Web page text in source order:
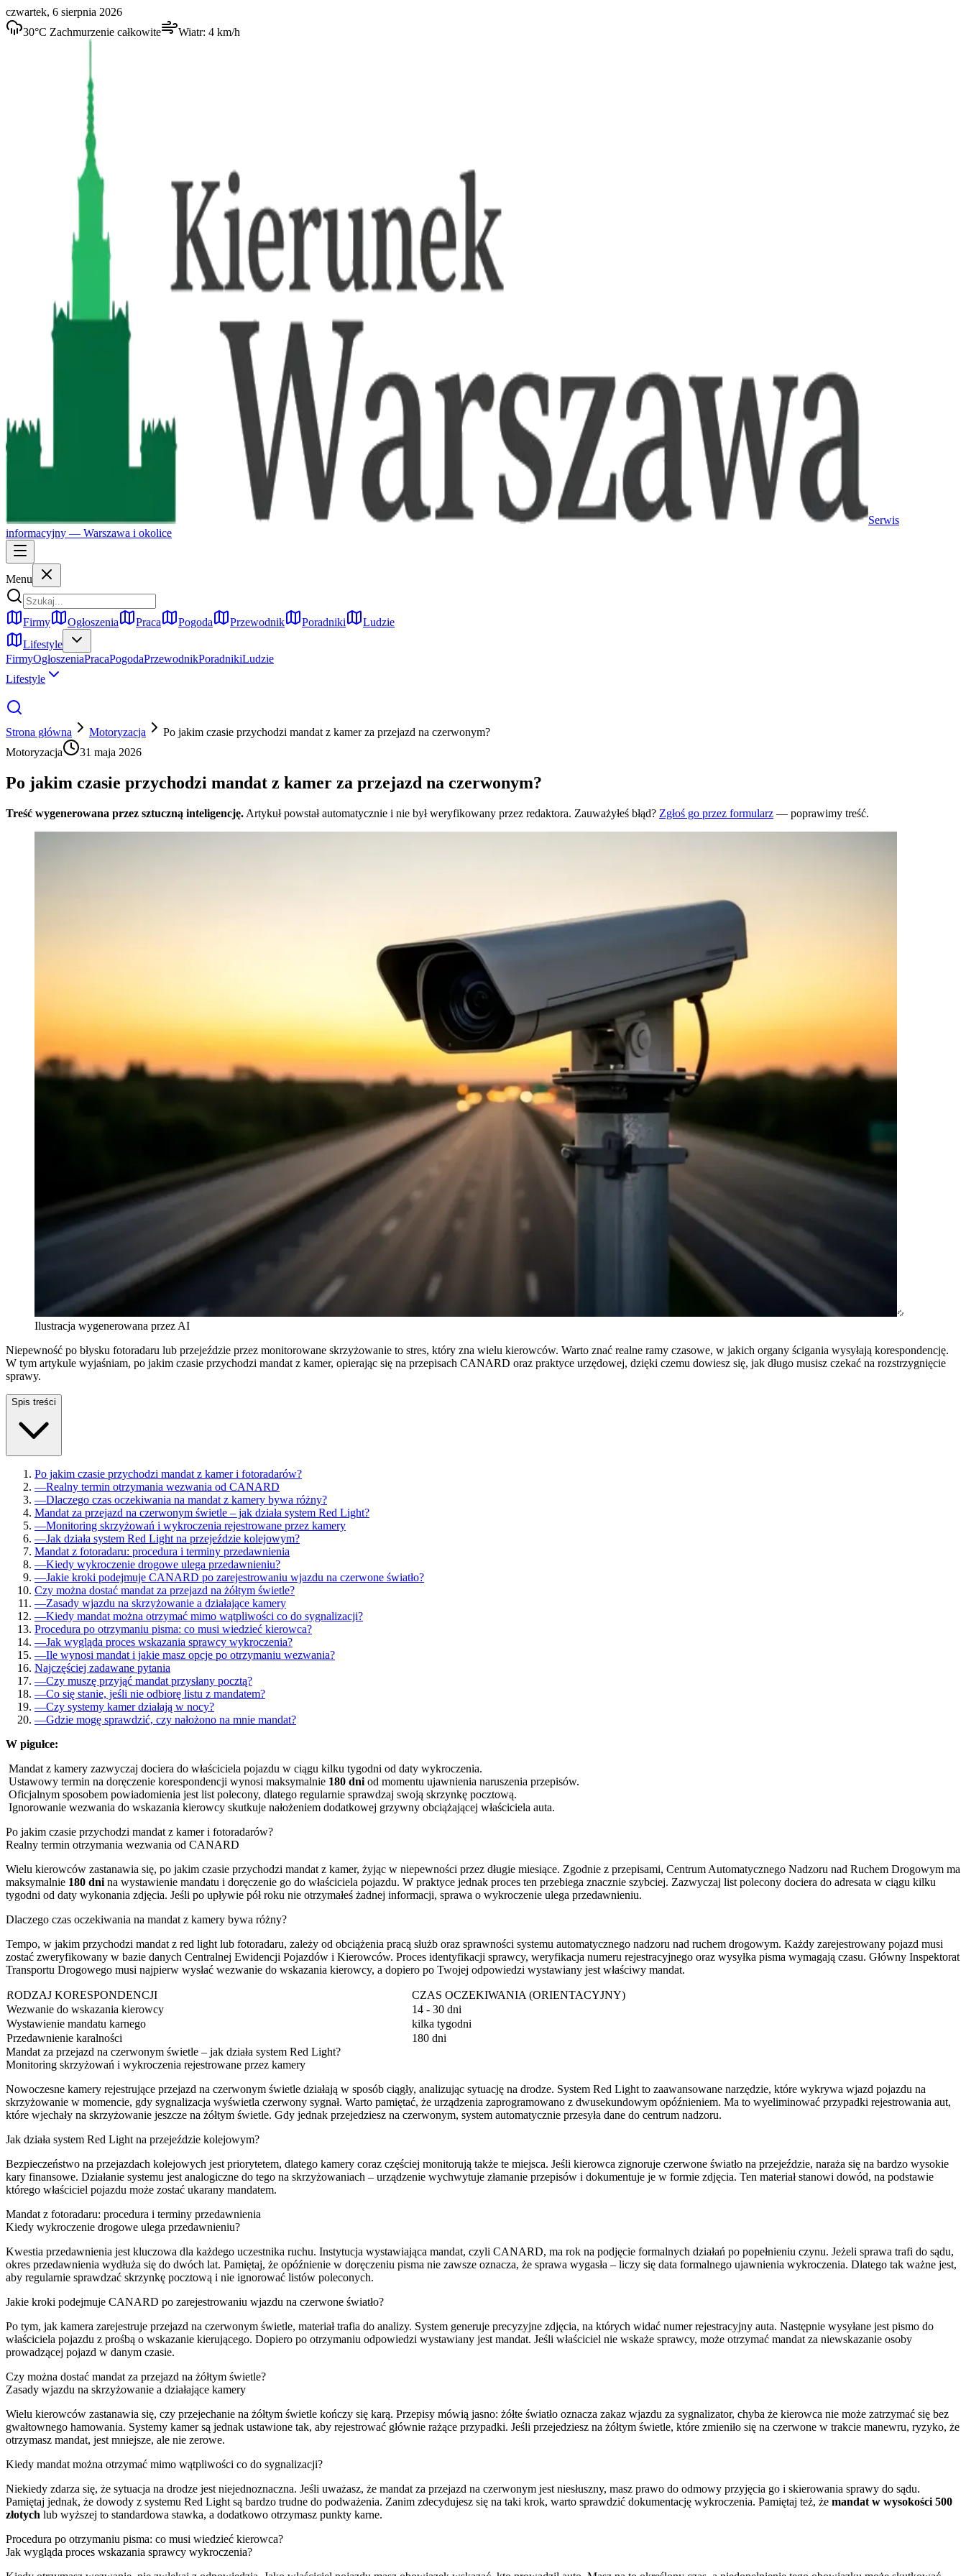
czwartek, 6 sierpnia 2026
30°C Zachmurzenie całkowite Wiatr: 4 km/h
Serwis
informacyjny — Warszawa i okolice
Menu
Firmy Ogłoszenia Praca Pogoda Przewodnik Poradniki
Ludzie
Lifestyle
FirmyOgłoszeniaPracaPogodaPrzewodnikPoradnikiLudzie
Lifestyle
Strona główna Motoryzacja
Po jakim czasie przychodzi mandat z kamer za przejazd na czerwonym?
Motoryzacja
31 maja 2026
Po jakim czasie przychodzi mandat z kamer za przejazd na czerwonym?
Treść wygenerowana przez sztuczną inteligencję. Artykuł powstał automatycznie i nie był weryfikowany przez redaktora. Zauważyłeś błąd? Zgłoś go przez formularz — poprawimy treść.
Ilustracja wygenerowana przez AI
Niepewność po błysku fotoradaru lub przejeździe przez monitorowane skrzyżowanie to stres, który zna wielu kierowców. Warto znać realne ramy czasowe, w jakich organy ścigania wysyłają korespondencję.
W tym artykule wyjaśniam, po jakim czasie przychodzi mandat z kamer, opierając się na przepisach CANARD oraz praktyce urzędowej, dzięki czemu dowiesz się, jak długo musisz czekać na rozstrzygnięcie
sprawy.
Spis treści
Po jakim czasie przychodzi mandat z kamer i fotoradarów?
—Realny termin otrzymania wezwania od CANARD
—Dlaczego czas oczekiwania na mandat z kamery bywa różny?
Mandat za przejazd na czerwonym świetle – jak działa system Red Light?
—Monitoring skrzyżowań i wykroczenia rejestrowane przez kamery
—Jak działa system Red Light na przejeździe kolejowym?
Mandat z fotoradaru: procedura i terminy przedawnienia
—Kiedy wykroczenie drogowe ulega przedawnieniu?
—Jakie kroki podejmuje CANARD po zarejestrowaniu wjazdu na czerwone światło?
Czy można dostać mandat za przejazd na żółtym świetle?
—Zasady wjazdu na skrzyżowanie a działające kamery
—Kiedy mandat można otrzymać mimo wątpliwości co do sygnalizacji?
Procedura po otrzymaniu pisma: co musi wiedzieć kierowca?
—Jak wygląda proces wskazania sprawcy wykroczenia?
—Ile wynosi mandat i jakie masz opcje po otrzymaniu wezwania?
Najczęściej zadawane pytania
—Czy muszę przyjąć mandat przysłany pocztą?
—Co się stanie, jeśli nie odbiorę listu z mandatem?
—Czy systemy kamer działają w nocy?
—Gdzie mogę sprawdzić, czy nałożono na mnie mandat?
W pigułce:
Mandat z kamery zazwyczaj dociera do właściciela pojazdu w ciągu kilku tygodni od daty wykroczenia.
Ustawowy termin na doręczenie korespondencji wynosi maksymalnie 180 dni od momentu ujawnienia naruszenia przepisów.
Oficjalnym sposobem powiadomienia jest list polecony, dlatego regularnie sprawdzaj swoją skrzynkę pocztową.
Ignorowanie wezwania do wskazania kierowcy skutkuje nałożeniem dodatkowej grzywny obciążającej właściciela auta.
Po jakim czasie przychodzi mandat z kamer i fotoradarów?
Realny termin otrzymania wezwania od CANARD
Wielu kierowców zastanawia się, po jakim czasie przychodzi mandat z kamer, żyjąc w niepewności przez długie miesiące. Zgodnie z przepisami, Centrum Automatycznego Nadzoru nad Ruchem Drogowym ma
maksymalnie 180 dni na wystawienie mandatu i doręczenie go do właściciela pojazdu. W praktyce jednak proces ten przebiega znacznie szybciej. Zazwyczaj list polecony dociera do adresata w ciągu kilku
tygodni od daty wykonania zdjęcia. Jeśli po upływie pół roku nie otrzymałeś żadnej informacji, sprawa o wykroczenie ulega przedawnieniu.
Dlaczego czas oczekiwania na mandat z kamery bywa różny?
Tempo, w jakim przychodzi mandat z red light lub fotoradaru, zależy od obciążenia pracą służb oraz sprawności systemu automatycznego nadzoru nad ruchem drogowym. Każdy zarejestrowany pojazd musi
zostać zweryfikowany w bazie danych Centralnej Ewidencji Pojazdów i Kierowców. Proces identyfikacji sprawcy, weryfikacja numeru rejestracyjnego oraz wysyłka pisma wymagają czasu. Główny Inspektorat
Transportu Drogowego musi najpierw wysłać wezwanie do wskazania kierowcy, a dopiero po Twojej odpowiedzi wystawiany jest właściwy mandat.
RODZAJ KORESPONDENCJI
CZAS OCZEKIWANIA (ORIENTACYJNY)
Wezwanie do wskazania kierowcy
14 - 30 dni
Wystawienie mandatu karnego
kilka tygodni
Przedawnienie karalności
180 dni
Mandat za przejazd na czerwonym świetle – jak działa system Red Light?
Monitoring skrzyżowań i wykroczenia rejestrowane przez kamery
Nowoczesne kamery rejestrujące przejazd na czerwonym świetle działają w sposób ciągły, analizując sytuację na drodze. System Red Light to zaawansowane narzędzie, które wykrywa wjazd pojazdu na
skrzyżowanie w momencie, gdy sygnalizacja wyświetla czerwony sygnał. Warto pamiętać, że urządzenia zaprogramowano z dwusekundowym opóźnieniem. Ma to wyeliminować przypadki rejestrowania aut,
które wjechały na skrzyżowanie jeszcze na żółtym świetle. Gdy jednak przejedziesz na czerwonym, system automatycznie przesyła dane do centrum nadzoru.
Jak działa system Red Light na przejeździe kolejowym?
Bezpieczeństwo na przejazdach kolejowych jest priorytetem, dlatego kamery coraz częściej monitorują także te miejsca. Jeśli kierowca zignoruje czerwone światło na przejeździe, naraża się na bardzo wysokie
kary finansowe. Działanie systemu jest analogiczne do tego na skrzyżowaniach – urządzenie wychwytuje złamanie przepisów i dokumentuje je w formie zdjęcia. Ten materiał stanowi dowód, na podstawie
którego właściciel pojazdu może zostać ukarany mandatem.
Mandat z fotoradaru: procedura i terminy przedawnienia
Kiedy wykroczenie drogowe ulega przedawnieniu?
Kwestia przedawnienia jest kluczowa dla każdego uczestnika ruchu. Instytucja wystawiająca mandat, czyli CANARD, ma rok na podjęcie formalnych działań po popełnieniu czynu. Jeżeli sprawa trafi do sądu,
okres przedawnienia wydłuża się do dwóch lat. Pamiętaj, że opóźnienie w doręczeniu pisma nie zawsze oznacza, że sprawa wygasła – liczy się data formalnego ujawnienia wykroczenia. Dlatego tak ważne jest,
aby regularnie sprawdzać skrzynkę pocztową i nie ignorować listów poleconych.
Jakie kroki podejmuje CANARD po zarejestrowaniu wjazdu na czerwone światło?
Po tym, jak kamera zarejestruje przejazd na czerwonym świetle, materiał trafia do analizy. System generuje precyzyjne zdjęcia, na których widać numer rejestracyjny auta. Następnie wysyłane jest pismo do
właściciela pojazdu z prośbą o wskazanie kierującego. Dopiero po otrzymaniu odpowiedzi wystawiany jest mandat. Jeśli właściciel nie wskaże sprawcy, może otrzymać mandat za niewskazanie osoby
prowadzącej pojazd w danym czasie.
Czy można dostać mandat za przejazd na żółtym świetle?
Zasady wjazdu na skrzyżowanie a działające kamery
Wielu kierowców zastanawia się, czy przejechanie na żółtym świetle kończy się karą. Przepisy mówią jasno: żółte światło oznacza zakaz wjazdu za sygnalizator, chyba że kierowca nie może zatrzymać się bez
gwałtownego hamowania. Systemy kamer są jednak ustawione tak, aby rejestrować głównie rażące przypadki. Jeśli przejedziesz na żółtym świetle, które zmieniło się na czerwone w trakcie manewru, ryzyko, że
otrzymasz mandat, jest mniejsze, ale nie zerowe.
Kiedy mandat można otrzymać mimo wątpliwości co do sygnalizacji?
Niekiedy zdarza się, że sytuacja na drodze jest niejednoznaczna. Jeśli uważasz, że mandat za przejazd na czerwonym jest niesłuszny, masz prawo do odmowy przyjęcia go i skierowania sprawy do sądu.
Pamiętaj jednak, że dowody z systemu Red Light są bardzo trudne do podważenia. Zanim zdecydujesz się na taki krok, warto sprawdzić dokumentację wykroczenia. Pamiętaj też, że mandat w wysokości 500
złotych lub wyższej to standardowa stawka, a dodatkowo otrzymasz punkty karne.
Procedura po otrzymaniu pisma: co musi wiedzieć kierowca?
Jak wygląda proces wskazania sprawcy wykroczenia?